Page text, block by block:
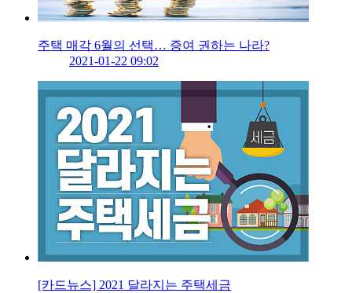
주택 매각 6월의 선택… 증여 권하는 나라?
2021-01-22 09:02
[카드뉴스] 2021 달라지는 주택세금